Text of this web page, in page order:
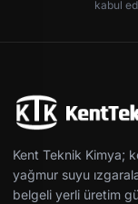
kabul
Kent Teknik Kimya;
yağmur suyu
belgeli yerli üretim